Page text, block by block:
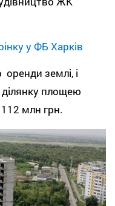
у ФБ Харків
землі, і
площею
млн грн.